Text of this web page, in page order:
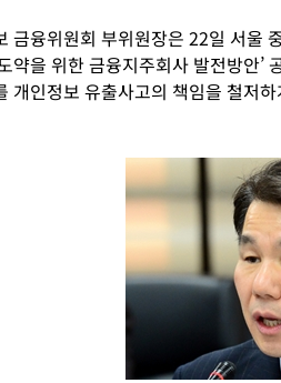
금융위원회 부위원장은 22일 서울
약을 위한 금융지주회사 발전방안’
개인정보 유출사고의 책임을 철저